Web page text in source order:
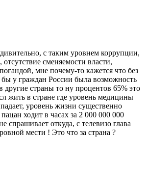
с таким уровнем коррупции,
сменяемости власти,
мне почему-то кажется что без
бы у граждан России была возможность
другие страны то ну процентов 65% это
жить в стране где уровень медицины
уровень жизни существенно
ходит в часах за 2 000 000 000
спрашивает откуда, с телевизо глава
мести ! Это что за страна ?